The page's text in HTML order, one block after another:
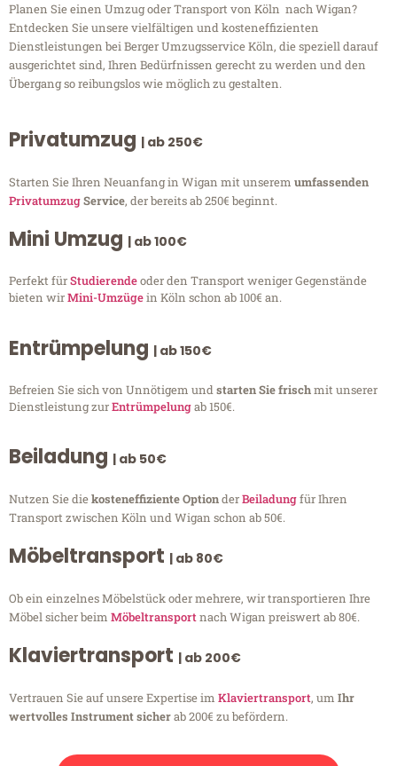
Planen Sie einen Umzug oder Transport von Köln nach Wigan?
Entdecken Sie unsere vielfältigen und kosteneffizienten
Dienstleistungen bei Berger Umzugsservice Köln, die speziell darauf
ausgerichtet sind, Ihren Bedürfnissen gerecht zu werden und den
Übergang so reibungslos wie möglich zu gestalten.
Privatumzug | ab 250€
Starten Sie Ihren Neuanfang in Wigan mit unserem umfassenden
PrivatumzugService, der bereits ab 250€ beginnt.
Mini Umzug | ab 100€
Perfekt fürStudierendeoder den Transport weniger Gegenstände
bieten wirMini-Umzügein Köln schon ab 100€ an.
Entrümpelung | ab 150€
Befreien Sie sich von Unnötigem undstarten Sie frischmit unserer
Dienstleistung zurEntrümpelungab 150€.
Beiladung | ab 50€
Nutzen Sie diekosteneffiziente OptionderBeiladungfür Ihren
Transport zwischen Köln und Wigan schon ab 50€.
Möbeltransport | ab 80€
Ob ein einzelnes Möbelstück oder mehrere, wir transportieren Ihre
Möbel sicher beim Möbeltransportnach Wigan preiswert ab 80€.
Klaviertransport | ab 200€
Vertrauen Sie auf unsere Expertise im Klaviertransport, um Ihr
wertvolles Instrument sicherab 200€ zu befördern.